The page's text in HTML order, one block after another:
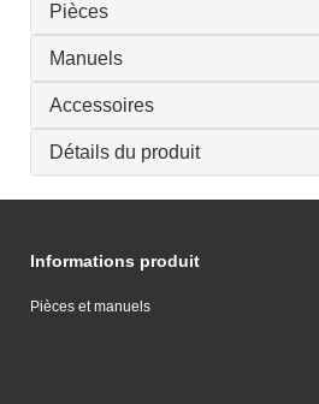
Pièces
Manuels
Accessoires
Détails du produit
Informations produit
Pièces et manuels